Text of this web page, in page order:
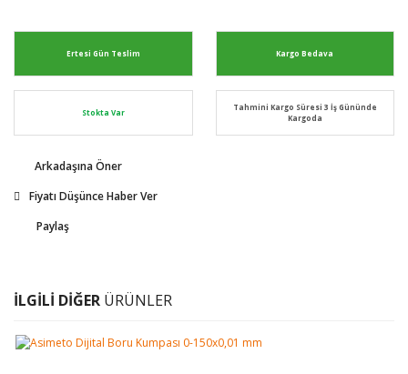
Ertesi Gün Teslim Kargo Bedava
Stokta Var
Tahmini Kargo Süresi 3 İş Gününde
Kargoda
Arkadaşına Öner
Fiyatı Düşünce Haber Ver
Paylaş
İLGİLİ DİĞER ÜRÜNLER